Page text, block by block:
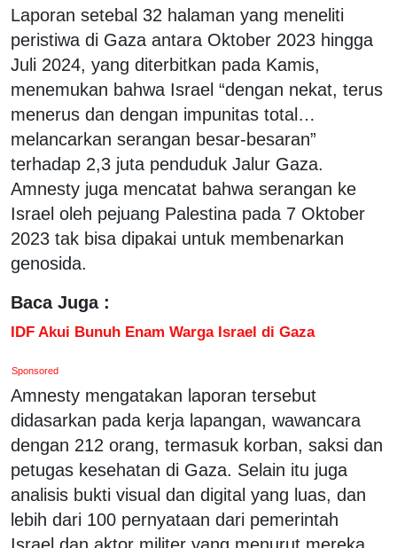
Laporan setebal 32 halaman yang meneliti
peristiwa di Gaza antara Oktober 2023 hingga
Juli 2024, yang diterbitkan pada Kamis,
menemukan bahwa Israel “dengan nekat, terus
menerus dan dengan impunitas total…
melancarkan serangan besar-besaran”
terhadap 2,3 juta penduduk Jalur Gaza.
Amnesty juga mencatat bahwa serangan ke
Israel oleh pejuang Palestina pada 7 Oktober
2023 tak bisa dipakai untuk membenarkan
genosida.
Baca Juga :
IDF Akui Bunuh Enam Warga Israel di Gaza
Sponsored
Amnesty mengatakan laporan tersebut
didasarkan pada kerja lapangan, wawancara
dengan 212 orang, termasuk korban, saksi dan
petugas kesehatan di Gaza. Selain itu juga
analisis bukti visual dan digital yang luas, dan
lebih dari 100 pernyataan dari pemerintah